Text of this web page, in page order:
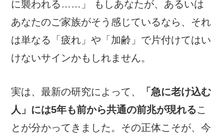
に襲われる……」 もしあなたが、あるいは
あなたのご家族がそう感じているなら、それ
は単なる「疲れ」や「加齢」で片付けてはい
けないサインかもしれません。
実は、最新の研究によって、
「急に老け込む
人」には5年も前から共通の前兆が現れるこ
とが分かってきました。その正体こそが、今